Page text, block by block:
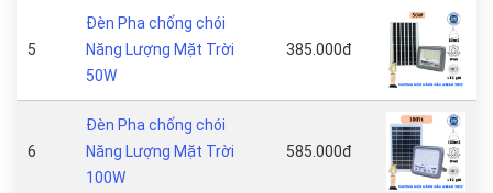
5
Đèn Pha chống chói
Năng Lượng Mặt Trời
50W
385.000đ
6
Đèn Pha chống chói
Năng Lượng Mặt Trời
100W
585.000đ